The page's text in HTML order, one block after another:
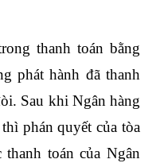
thanh toán bằng
phát hành đã thanh
Sau khi Ngân hàng
phán quyết của tòa
toán của Ngân